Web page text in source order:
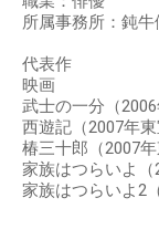
所属事務所：鈍牛
代表作
映画
武士の一分（
西遊記（2007年
椿三十郎（2007
家族はつらいよ
家族はつらいよ2